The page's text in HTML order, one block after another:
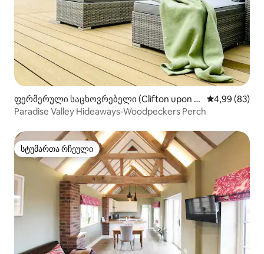
ფერმერული საცხოვრებელი (Clifton upon T
eme)
საშუალო
4,99 (83)
Paradise Valley Hideaways-Woodpeckers Perch
სტუმართა რჩეული
სტუმართა რჩეული